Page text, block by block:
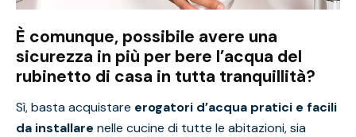
È comunque, possibile avere una
sicurezza in più per bere l’acqua del
rubinetto di casa in tutta tranquillità?
Sì, basta acquistare erogatori d’acqua pratici e facili
da installare nelle cucine di tutte le abitazioni, sia